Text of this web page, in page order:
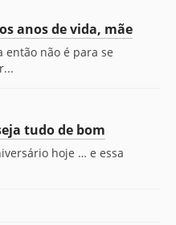
anos de vida, mãe
então não é para se
tudo de bom
hoje … e essa